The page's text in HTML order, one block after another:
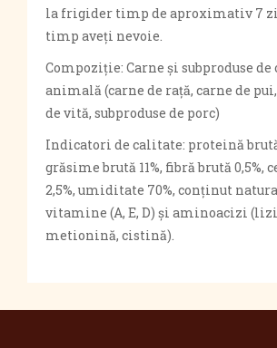
la frigider timp de aproximativ 7
timp aveți nevoie.
Compoziție: Carne și subproduse
animală (carne de rață, carne de
de vită, subproduse de porc)
Indicatori de calitate: proteină brută
grăsime brută 11%, fibră brută 0,5%,
2,5%, umiditate 70%, conținut
vitamine (A, E, D) și aminoacizi
metionină, cistină).